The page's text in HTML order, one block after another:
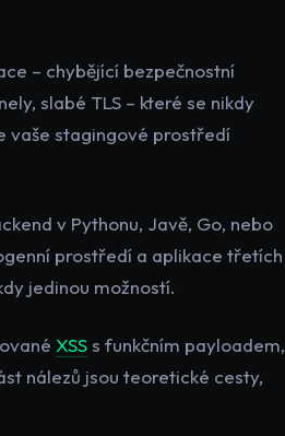
– chybějící bezpečnostní
slabé TLS – které se nikdy
vaše stagingové prostředí
v Pythonu, Javě, Go, nebo
prostředí a aplikace třetích
jedinou možností.
XSSs funkčním payloadem,
nálezů jsou teoretické cesty,